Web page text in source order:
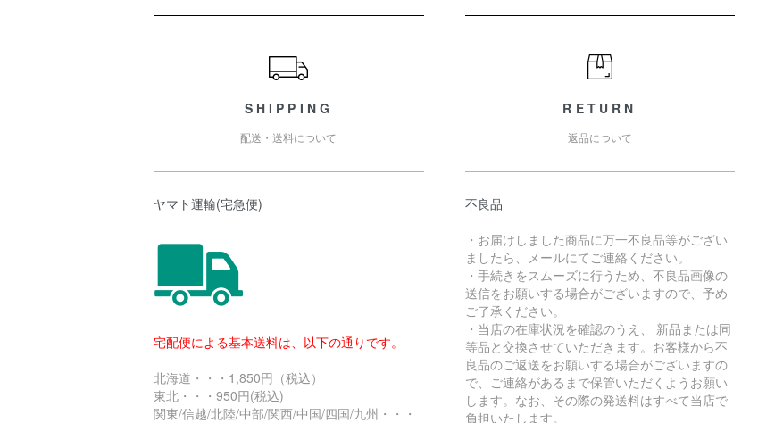
SHIPPING
配送・送料について
ヤマト運輸(宅急便)
宅配便による基本送料は、以下の通りです。
北海道・・・1,850円（税込）
東北・・・950円(税込)
関東/信越/北陸/中部/関西/中国/四国/九州・・・
RETURN
返品について
不良品
・お届けしました商品に万一不良品等がござい
ましたら、メールにてご連絡ください。
・手続きをスムーズに行うため、不良品画像の
送信をお願いする場合がございますので、予め
ご了承ください。
・当店の在庫状況を確認のうえ、 新品または同
等品と交換させていただきます。お客様から不
良品のご返送をお願いする場合がございますの
で、ご連絡があるまで保管いただくようお願い
します。なお、その際の発送料はすべて当店で
負担いたします。